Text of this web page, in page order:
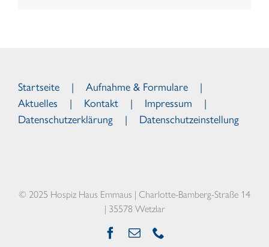
Startseite
Aufnahme & Formulare
Aktuelles
Kontakt
Impressum
Datenschutzerklärung
Datenschutzeinstellung
© 2025 Hospiz Haus Emmaus | Charlotte-Bamberg-Straße 14
| 35578 Wetzlar
Facebook
E-